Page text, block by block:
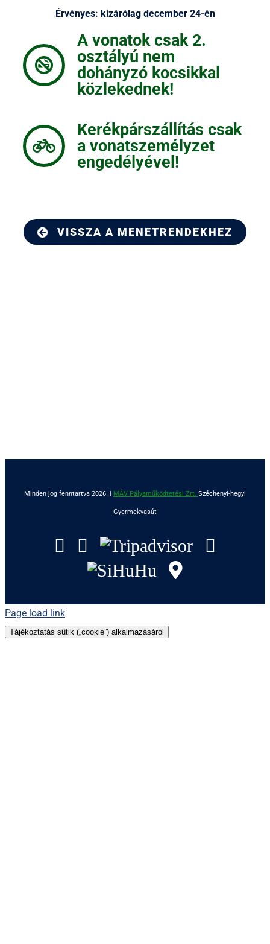
Érvényes: kizárólag december 24-én
A vonatok csak 2.
osztályú nem
dohányzó kocsikkal
közlekednek!
Kerékpárszállítás csak
a vonatszemélyzet
engedélyével!
VISSZA A MENETRENDEKHEZ
Minden jog fenntartva 2026. | MÁV Pályaműködtetési Zrt. Széchenyi-hegyi
Gyermekvasút
Facebook
Instagram
Tripadvisor
SiHuHu
Page load link
Tájékoztatás sütik („cookie”) alkalmazásáról